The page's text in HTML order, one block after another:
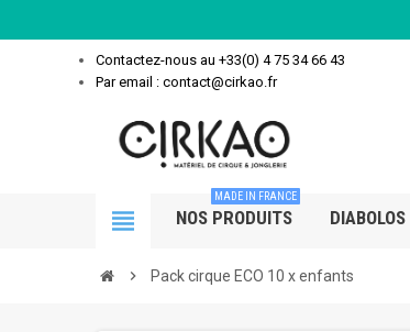
Contactez-nous au +33(0) 4 75 34 66 43
Par email : contact@cirkao.fr
view_headline NOS PRODUITS
MADE IN FRANCE
DIABOLOS
chevron_right Pack cirque ECO 10 x enfants